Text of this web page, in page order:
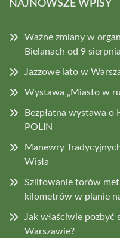
NAJNOWSZE WPISY
Ważne zmiany w
Bielanach od 9 sierpnia
Jazzowe lato w
Wystawa „Miasto w
Bezpłatna wystawa o
POLIN
Manewry
Wisła
Szlifowanie torów
kilometrów w planie
Jak właściwie
Warszawie?